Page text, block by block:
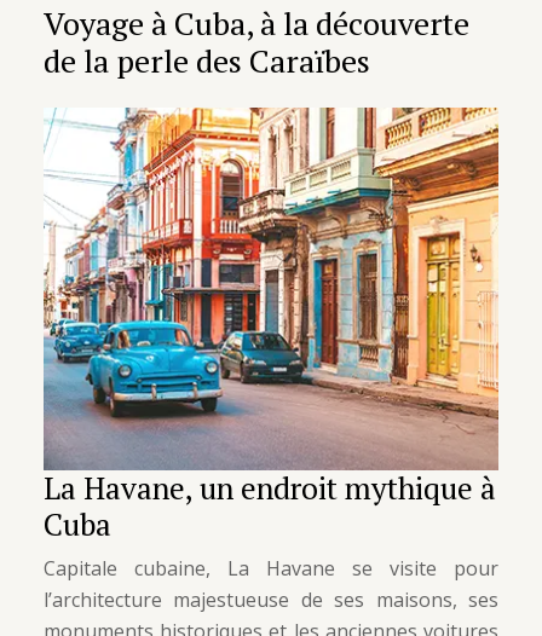
Voyage à Cuba, à la découverte
de la perle des Caraïbes
La Havane, un endroit mythique à
Cuba
Capitale cubaine, La Havane se visite pour
l’architecture majestueuse de ses maisons, ses